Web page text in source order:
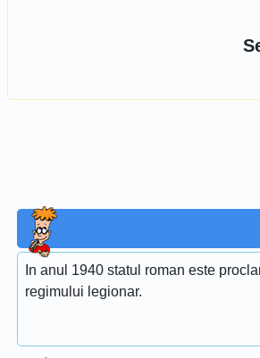
In anul 1940 statul roman este
regimului legionar.